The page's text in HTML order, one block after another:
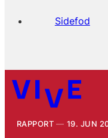
Sidefod
RAPPORT 19. JUN